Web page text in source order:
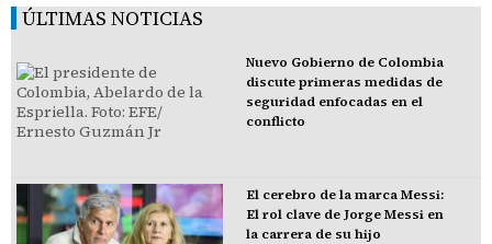
ÚLTIMAS NOTICIAS
Nuevo Gobierno de Colombia
discute primeras medidas de
seguridad enfocadas en el
conflicto
El cerebro de la marca Messi:
El rol clave de Jorge Messi en
la carrera de su hijo